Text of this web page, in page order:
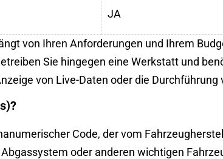
JA
von Ihren Anforderungen und Ihrem
Sie hingegen eine Werkstatt und
von Live-Daten oder die
Code, der vom
oder anderen wichtigen